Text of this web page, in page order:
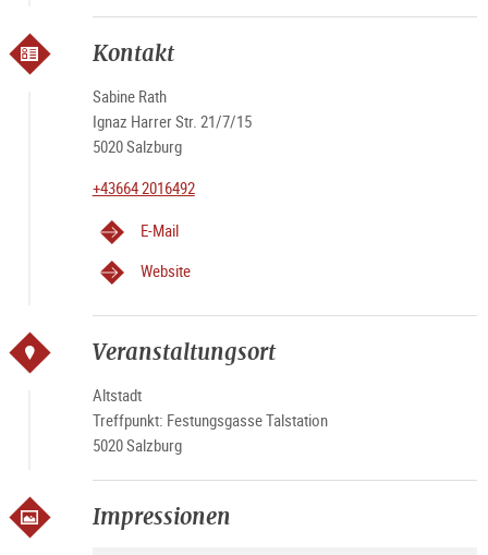
Kontakt
Sabine Rath
Ignaz Harrer Str. 21/7/15
5020 Salzburg
+43664 2016492
E-Mail
Website
Veranstaltungsort
Altstadt
Treffpunkt: Festungsgasse Talstation
5020 Salzburg
Impressionen